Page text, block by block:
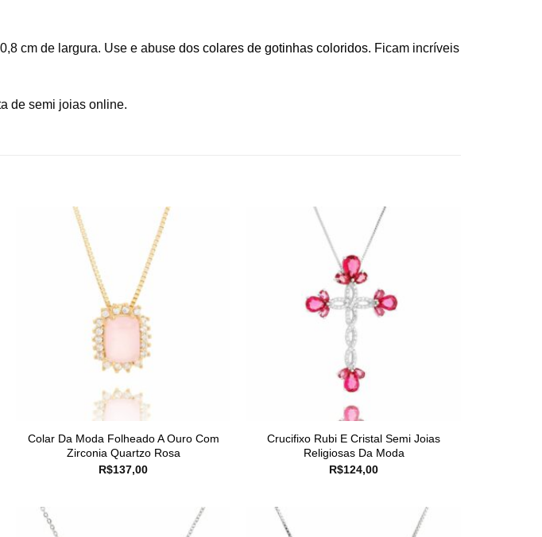
cm de largura. Use e abuse dos colares de gotinhas coloridos. Ficam incríveis
de semi joias online.
Colar Da Moda Folheado A Ouro Com
Zirconia Quartzo Rosa
R$137,00
Crucifixo Rubi E Cristal Semi Joias
Religiosas Da Moda
R$124,00